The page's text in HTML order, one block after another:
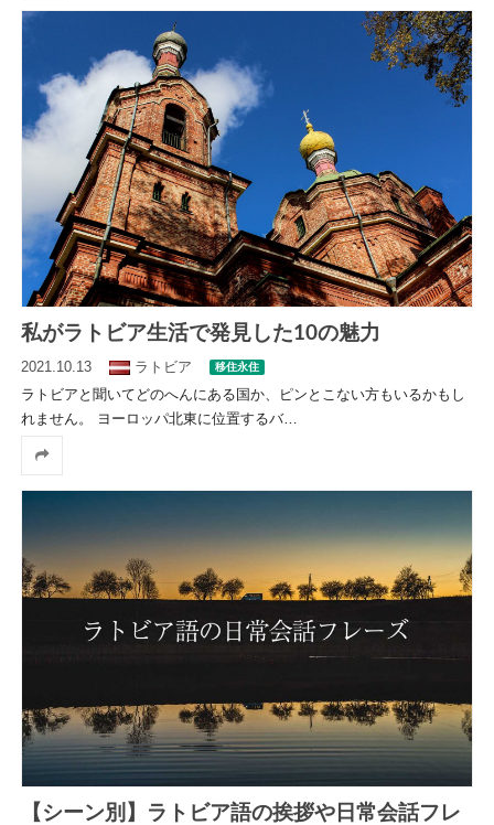
私がラトビア生活で発見した10の魅力
2021.10.13 ラトビア 移住永住
ラトビアと聞いてどのへんにある国か、ピンとこない方もいるかもし
れません。 ヨーロッパ北東に位置するバ…
【シーン別】ラトビア語の挨拶や日常会話フレ